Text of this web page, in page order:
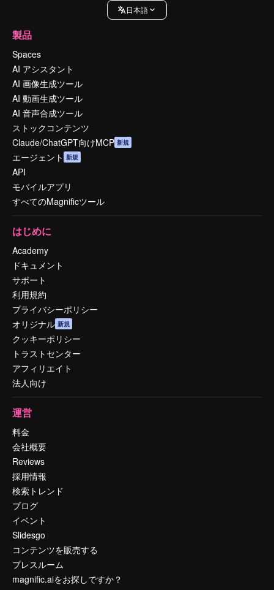
日本語
製品
Spaces
AI アシスタント
AI 画像生成ツール
AI 動画生成ツール
AI 音声合成ツール
ストックコンテンツ
Claude/ChatGPT向けMCP 新規
エージェント 新規
API
モバイルアプリ
すべてのMagnificツール
はじめに
Academy
ドキュメント
サポート
利用規約
プライバシーポリシー
オリジナル 新規
クッキーポリシー
トラストセンター
アフィリエイト
法人向け
運営
料金
会社概要
Reviews
採用情報
検索トレンド
ブログ
イベント
Slidesgo
コンテンツを販売する
プレスルーム
magnific.aiをお探しですか？